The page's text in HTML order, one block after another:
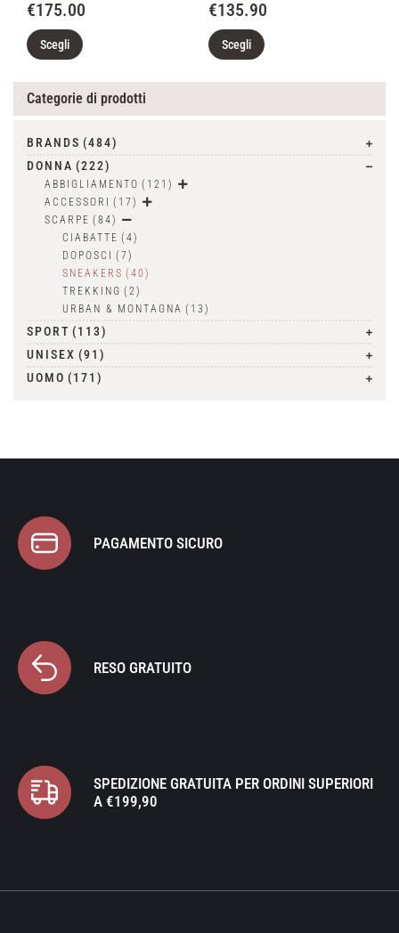
€175.00
Scegli
€135.90
Scegli
Categorie di prodotti
BRANDS (484)
DONNA (222)
ABBIGLIAMENTO (121)
ACCESSORI
(17)
SCARPE (84)
CIABATTE (4)
DOPOSCI
(7)
SNEAKERS (40)
TREKKING (2)
URBAN & MONTAGNA (13)
SPORT (113)
UNISEX (91)
UOMO (171)
PAGAMENTO SICURO
RESO GRATUITO
SPEDIZIONE GRATUITA PER ORDINI SUPERIORI
A €199,90